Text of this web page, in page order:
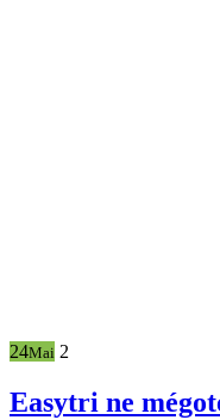
24Mai 2
Easytri ne